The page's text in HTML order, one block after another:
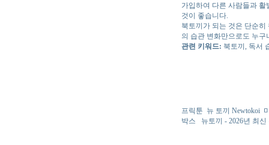
가입하여 다른 사람들과
것이 좋습니다.
북토끼가 되는 것은 단순
의 습관 변화만으로도 누
관련 키워드: 북토끼, 독서
프릭툰 뉴 토끼 Newtokoi
박스
뉴토끼 - 2026년 최